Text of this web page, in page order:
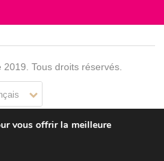
Tous droits réservés.
Confidentialité CGU
vous offrir la meilleure